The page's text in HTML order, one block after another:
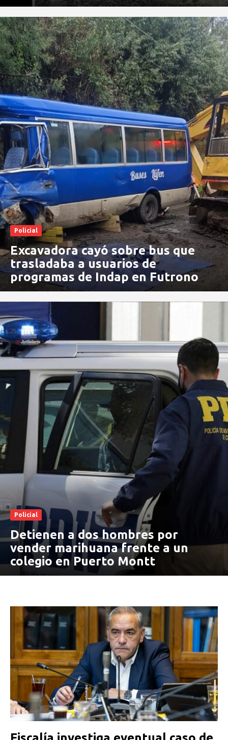
Policial
Excavadora cayó sobre bus que
trasladaba a usuarios de
programas de Indap en Futrono
Policial
Detienen a dos hombres por
vender marihuana frente a un
colegio en Puerto Montt